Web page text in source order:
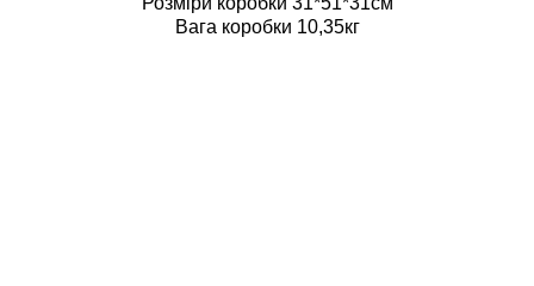
Вага коробки 10,35кг